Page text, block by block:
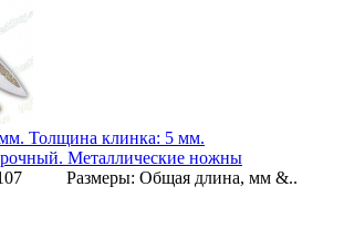
Толщина клинка: 5 мм.
Металлические ножны
107 Размеры: Общая длина, мм &..